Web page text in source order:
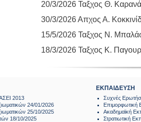
20/3/2026 Ταξχος Θ.
30/3/2026 Απχος Α.
15/5/2026 Ταξχος Ν.
18/3/2026 Ταξχος Κ.
2013
24/01/2026
25/10/2025
18/10/2025
ΕΚΠΑΙΔΕΥΣΗ
Συχνές
Επιμορφωτική
Ακαδημαϊκή
Στρατιωτική